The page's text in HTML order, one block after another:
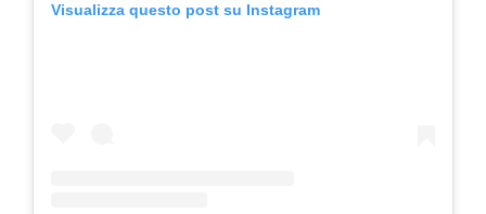
Visualizza questo post su Instagram